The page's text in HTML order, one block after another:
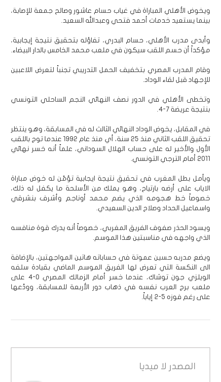
ويخوض الأهلي المباراة في غياب حسام عاشور وصالح جمعة للإصابة،
بينما يستعيد خدمات أحمد فتحي وعبدالله السعيد.
وأبدى مدرب الأهلي، حسام البدري، تفاؤله بتحقيق نتيجة إيجابية،
مؤكداً أن حسم اللقب سيكون في ملعب محمد الخامس بالدار البيضاء.
وقام المدرب المصري بتخفيف الحمل التدريبي تجنباً لتعرض اللاعبين
للإجهاد قبل لقاء الوداد.
وتخطى الأهلي في الدور نصف النهائي النجم الساحلي التونسي
بنتيجة عريضة 7-4.
في المقابل، يخوض الوداد النهائي الثالث له في المسابقة، وهو ينتظر
تحقيق اللقب الثاني منذ 25 سنة، أي منذ عام 1992 عندما توج باللقب
الأول والأخير له على حساب الهلال السوداني، علماً أنه خسر نهائي
2011 أمام الترجي التونسي.
ويأمل بطل المغرب في تحقيق نتيجة ايجابية تؤمّن له خوض مباراة
الاياب على أرضه بارتياح، وهو يملك من الأسلحة ما يكفل له ذلك،
خصوصاً خط هجومه الذي يضم محمد أوناجم وأشرف بنشرقي
واسماعيل الحداد وصلاح الدين السعيدي.
ويسود الحذر صفوف الفريق المغربي، خصوصاً أنه يدرك قوة منافسه
الذي واجهه في مناسبتين هذا الموسم.
ويضع مدربه حسين عموتة في حساباته هاتين المواجهتين، بالإضافة
الى النكسة التي تعرض لها الفريق الموسم الماضي بقيادة سلفه
الويلزي جون توشاك، عندما خسر أمام الزمالك المصري 0-4 على
ملعب برج العرب نفسه في ذهاب دور الأربعة للمسابقة، وودّعها
على رغم فوزه 5-2 إياباً.
المصدر لا ميديا